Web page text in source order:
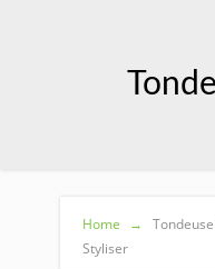
Home →
Styliser